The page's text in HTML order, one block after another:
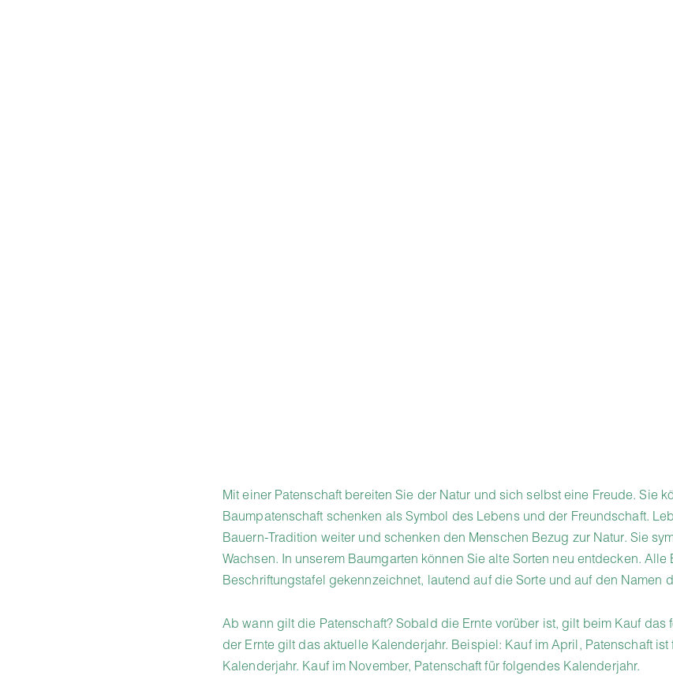
Mit einer Patenschaft bereiten Sie der Natur und sich selbst eine Freude. Sie
Baumpatenschaft schenken als Symbol des Lebens und der Freundschaft.
Bauern-Tradition weiter und schenken den Menschen Bezug zur Natur. Sie
Wachsen. In unserem Baumgarten können Sie alte Sorten neu entdecken. Alle
Beschriftungstafel gekennzeichnet, lautend auf die Sorte und auf den Namen
Ab wann gilt die Patenschaft? Sobald die Ernte vorüber ist, gilt beim Kauf das
der Ernte gilt das aktuelle Kalenderjahr. Beispiel: Kauf im April, Patenschaft ist
Kalenderjahr. Kauf im November, Patenschaft für folgendes Kalenderjahr.